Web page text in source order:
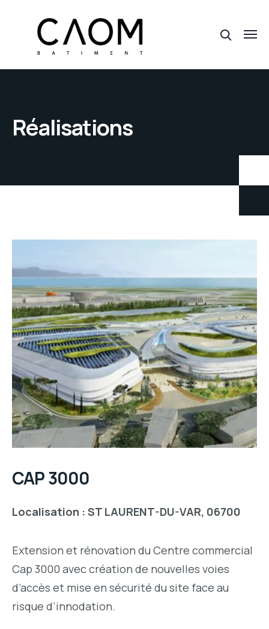
Réalisations
CAP 3000
Localisation : ST LAURENT-DU-VAR, 06700
Extension et rénovation du Centre commercial
Cap 3000 avec création de nouvelles voies
d’accès et mise en sécurité du site face au
risque d’innodation.